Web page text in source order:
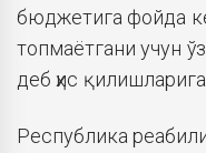
бюджетига фойда
топмаётгани учун
деб ҳис
Республика